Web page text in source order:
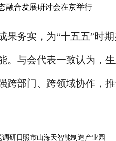
果务实，为“十五五”时
。与会代表一致认为，
跨部门、跨领域协作，
研日照市山海天智能制造产业园